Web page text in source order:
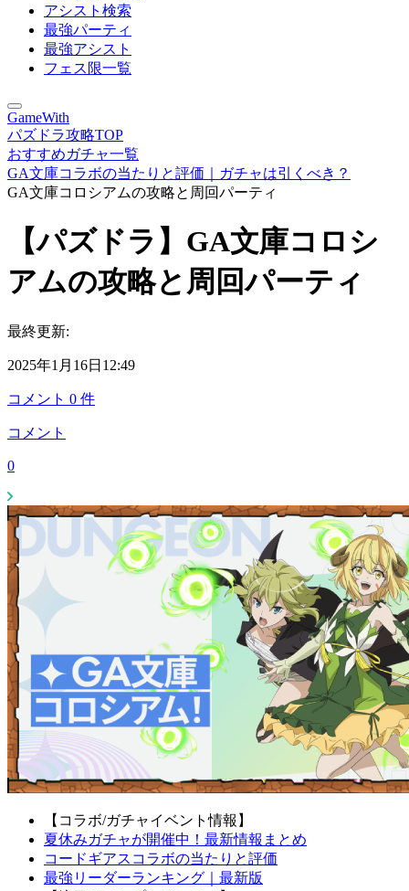
アシスト検索
最強パーティ
最強アシスト
フェス限一覧
GameWith
パズドラ攻略TOP
おすすめガチャ一覧
GA文庫コラボの当たりと評価｜ガチャは引くべき？
GA文庫コロシアムの攻略と周回パーティ
【パズドラ】GA文庫コロシ
アムの攻略と周回パーティ
最終更新:
2025年1月16日12:49
コメント 0 件
コメント
0
【コラボ/ガチャイベント情報】
夏休みガチャが開催中！最新情報まとめ
コードギアスコラボの当たりと評価
最強リーダーランキング｜最新版